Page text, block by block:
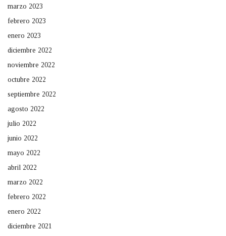
marzo 2023
febrero 2023
enero 2023
diciembre 2022
noviembre 2022
octubre 2022
septiembre 2022
agosto 2022
julio 2022
junio 2022
mayo 2022
abril 2022
marzo 2022
febrero 2022
enero 2022
diciembre 2021